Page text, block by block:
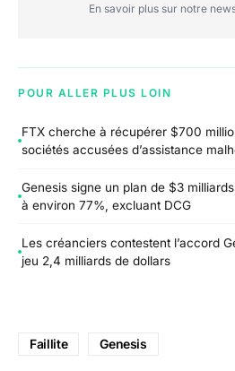
En savoir plus sur notre
POUR ALLER PLUS LOIN
FTX cherche à récupérer $700
sociétés accusées d’assistance
Genesis signe un plan de $3
à environ 77%, excluant DCG
Les créanciers contestent l’accord
jeu 2,4 milliards de dollars
Faillite Genesis